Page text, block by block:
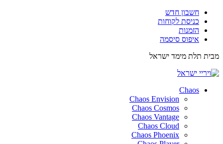
חשבון חדש
כניסת לקוחות
הזמנות
איפוס סיסמה
מבית תלת מימד ישראל
Chaos
Chaos Envision
Chaos Cosmos
Chaos Vantage
Chaos Cloud
Chaos Phoenix